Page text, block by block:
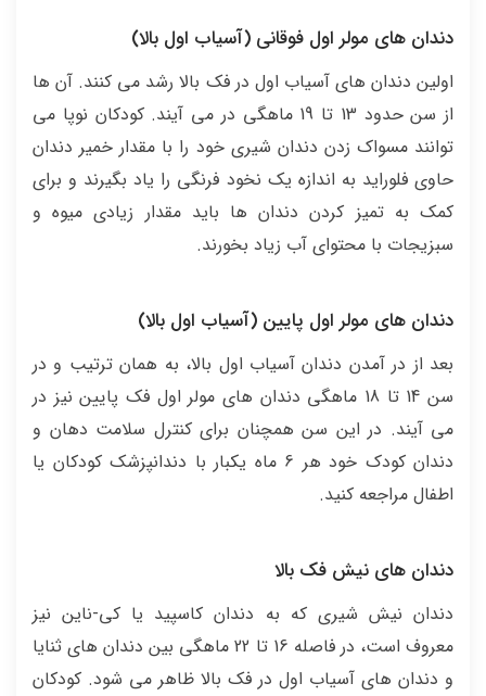
دندان های مولر اول فوقانی (آسیاب اول بالا)
اولین دندان های آسیاب اول در فک بالا رشد می کنند. آن ها
از سن حدود 13 تا 19 ماهگی در می آیند. کودکان نوپا می
توانند مسواک زدن دندان شیری خود را با مقدار خمیر دندان
حاوی فلوراید به اندازه یک نخود فرنگی را یاد بگیرند و برای
کمک به تمیز کردن دندان ها باید مقدار زیادی میوه و
سبزیجات با محتوای آب زیاد بخورند.
دندان های مولر اول پایین (آسیاب اول بالا)
بعد از در آمدن دندان آسیاب اول بالا، به همان ترتیب و در
سن 14 تا 18 ماهگی دندان های مولر اول فک پایین نیز در
می آیند. در این سن همچنان برای کنترل سلامت دهان و
دندان کودک خود هر 6 ماه یکبار با دندانپزشک کودکان یا
اطفال مراجعه کنید.
دندان های نیش فک بالا
دندان نیش شیری که به دندان کاسپید یا کی-ناین نیز
معروف است، در فاصله 16 تا 22 ماهگی بین دندان های ثنایا
و دندان های آسیاب اول در فک بالا ظاهر می شود. کودکان